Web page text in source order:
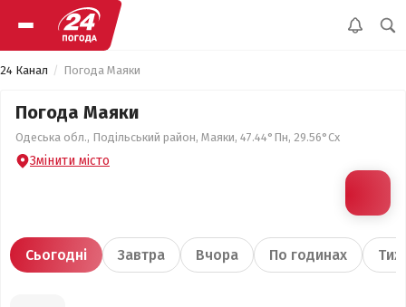
24 Канал Погода Маяки
Погода Маяки
Одеська обл., Подільський район, Маяки, 47.44°Пн, 29.56°Сх
Змінити місто
Сьогодні Завтра Вчора По годинах